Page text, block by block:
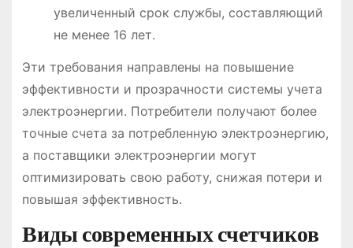
увеличенный срок службы, составляющий
не менее 16 лет․
Эти требования направлены на повышение
эффективности и прозрачности системы учета
электроэнергии․ Потребители получают более
точные счета за потребленную электроэнергию,
а поставщики электроэнергии могут
оптимизировать свою работу, снижая потери и
повышая эффективность․
Виды современных счетчиков